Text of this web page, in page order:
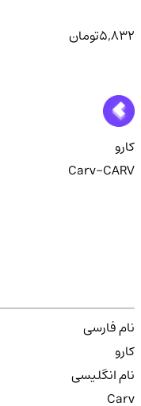
5,832تومان
کارو
Carv-CARV
نام فارسی
کارو
نام انگلیسی
Carv